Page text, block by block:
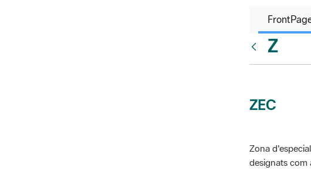
Z
ZEC
Zona
designats com